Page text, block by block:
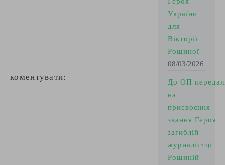
коментувати:
України
для
Вікторії
Рощиної
08/03/2026
До ОП
на
присвоєння
звання Героя
загиблій
журналістці
Рощиній